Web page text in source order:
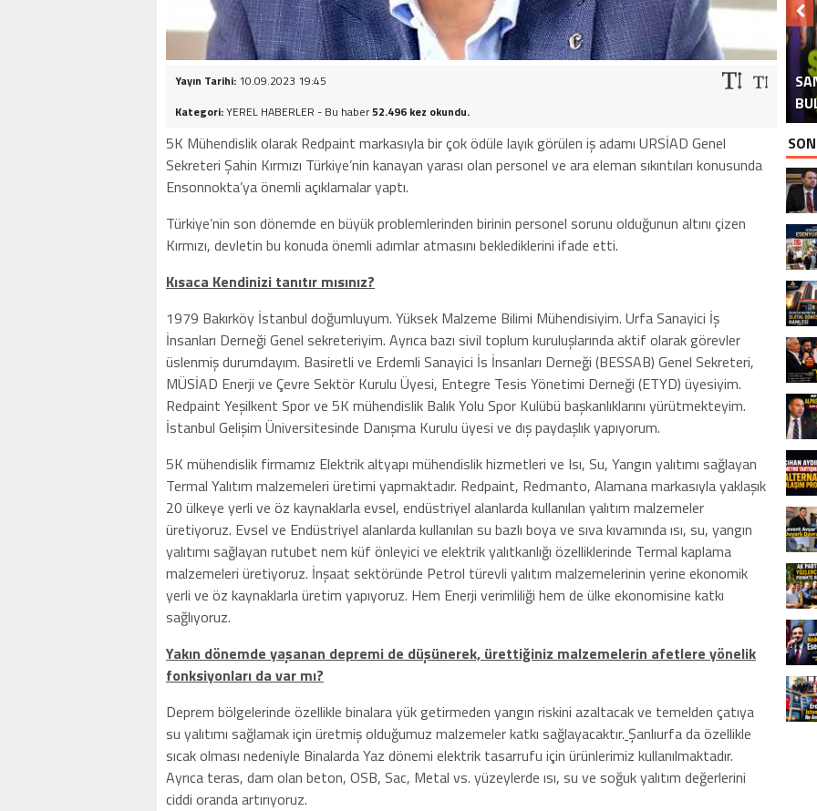
Yayın Tarihi: 10.09.2023 19:45
Kategori:YEREL HABERLER - Bu haber52.496 kez okundu.
5K Mühendislik olarak Redpaint markasıyla bir çok ödüle layık görülen iş adamı URSİAD Genel
Sekreteri Şahin Kırmızı Türkiye’nin kanayan yarası olan personel ve ara eleman sıkıntıları konusunda
Ensonnokta’ya önemli açıklamalar yaptı.
Türkiye’nin son dönemde en büyük problemlerinden birinin personel sorunu olduğunun altını çizen
Kırmızı, devletin bu konuda önemli adımlar atmasını beklediklerini ifade etti.
Kısaca Kendinizi tanıtır mısınız?
1979 Bakırköy İstanbul doğumluyum. Yüksek Malzeme Bilimi Mühendisiyim. Urfa Sanayici İş
İnsanları Derneği Genel sekreteriyim. Ayrıca bazı sivil toplum kuruluşlarında aktif olarak görevler
üslenmiş durumdayım. Basiretli ve Erdemli Sanayici İs İnsanları Derneği (BESSAB) Genel Sekreteri,
MÜSİAD Enerji ve Çevre Sektör Kurulu Üyesi, Entegre Tesis Yönetimi Derneği (ETYD) üyesiyim.
Redpaint Yeşilkent Spor ve 5K mühendislik Balık Yolu Spor Kulübü başkanlıklarını yürütmekteyim.
İstanbul Gelişim Üniversitesinde Danışma Kurulu üyesi ve dış paydaşlık yapıyorum.
5K mühendislik firmamız Elektrik altyapı mühendislik hizmetleri ve Isı, Su, Yangın yalıtımı sağlayan
Termal Yalıtım malzemeleri üretimi yapmaktadır. Redpaint, Redmanto, Alamana markasıyla yaklaşık
20 ülkeye yerli ve öz kaynaklarla evsel, endüstriyel alanlarda kullanılan yalıtım malzemeler
üretiyoruz. Evsel ve Endüstriyel alanlarda kullanılan su bazlı boya ve sıva kıvamında ısı, su, yangın
yalıtımı sağlayan rutubet nem küf önleyici ve elektrik yalıtkanlığı özelliklerinde Termal kaplama
malzemeleri üretiyoruz. İnşaat sektöründe Petrol türevli yalıtım malzemelerinin yerine ekonomik
yerli ve öz kaynaklarla üretim yapıyoruz. Hem Enerji verimliliği hem de ülke ekonomisine katkı
sağlıyoruz.
Yakın dönemde yaşanan depremi de düşünerek, ürettiğiniz malzemelerin afetlere yönelik
fonksiyonları da var mı?
Deprem bölgelerinde özellikle binalara yük getirmeden yangın riskini azaltacak ve temelden çatıya
su yalıtımı sağlamak için üretmiş olduğumuz malzemeler katkı sağlayacaktır. Şanlıurfa da özellikle
sıcak olması nedeniyle Binalarda Yaz dönemi elektrik tasarrufu için ürünlerimiz kullanılmaktadır.
Ayrıca teras, dam olan beton, OSB, Sac, Metal vs. yüzeylerde ısı, su ve soğuk yalıtım değerlerini
ciddi oranda artırıyoruz.